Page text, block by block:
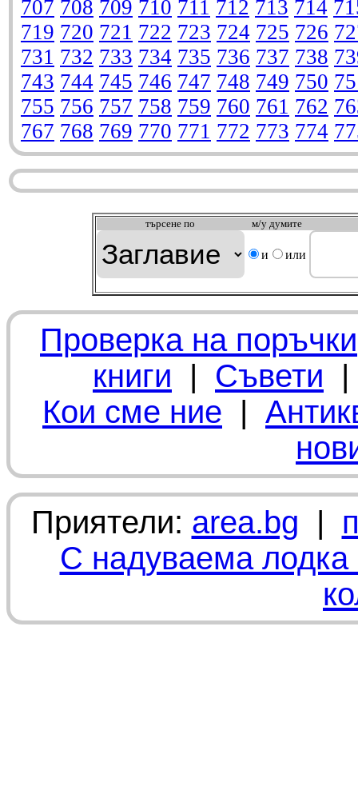
707 708 709 710 711 712 713 714
719 720 721 722 723 724 725 726
731 732 733 734 735 736 737 738
743 744 745 746 747 748 749 750
755 756 757 758 759 760 761 762
767 768 769 770 771 772 773 774
търсeне по м/у думите
и или
Проверка на поръчки
книги | Съвети
Кои сме ние |
Приятели: area.bg |
С надуваема лодка